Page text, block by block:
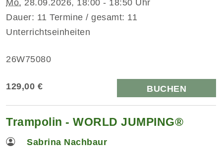
Mo. 28.09.2026, 18:00 - 18:50 Uhr
Dauer: 11 Termine / gesamt: 11
Unterrichtseinheiten
26W75080
129,00 € BUCHEN
Trampolin - WORLD JUMPING®
Sabrina Nachbaur